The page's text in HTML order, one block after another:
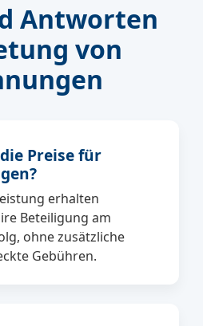
Antworten
von
Preise für
erhalten
Beteiligung am
ohne zusätzliche
Gebühren.